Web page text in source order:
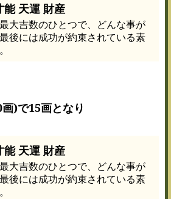
能 天運 財産
大吉数のひとつで、どんな事が
後には成功が約束されている素
)で15画となり
能 天運 財産
大吉数のひとつで、どんな事が
後には成功が約束されている素